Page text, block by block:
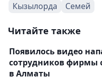
Кызылорда
Семей
Читайте также
Появилось видео
сотрудников фирмы
в Алматы